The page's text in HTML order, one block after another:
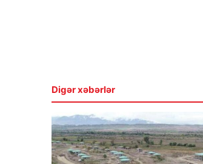
Digər xəbərlər